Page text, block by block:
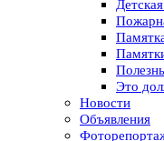
Это
Новости
Объявления